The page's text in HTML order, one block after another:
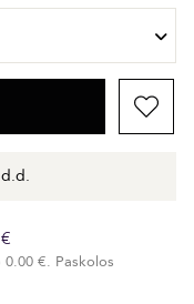
0.00 €. Paskolos